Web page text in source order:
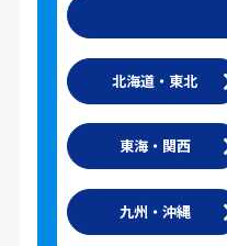
北海道・東北
東海・関西
九州・沖縄